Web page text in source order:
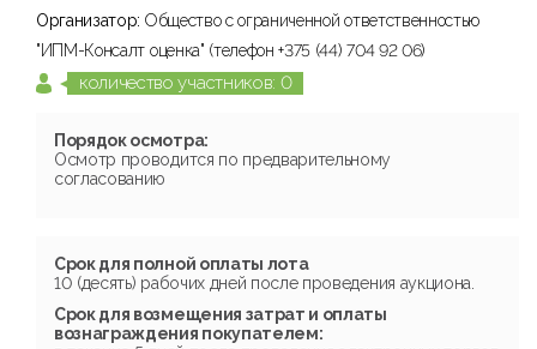
Организатор: Общество с ограниченной ответственностью
"ИПМ-Консалт оценка" (телефон +375 (44) 704 92 06)
количество участников: 0
Порядок осмотра:
Осмотр проводится по предварительному
согласованию
Срок для полной оплаты лота
10 (десять) рабочих дней после проведения аукциона.
Срок для возмещения затрат и оплаты
вознаграждения покупателем: